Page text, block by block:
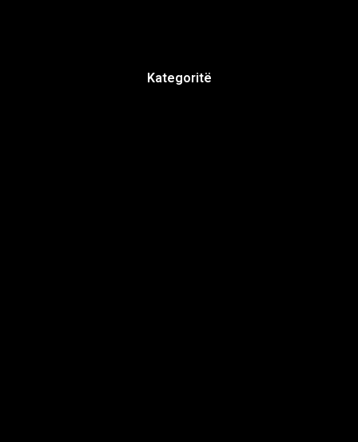
Kategoritë